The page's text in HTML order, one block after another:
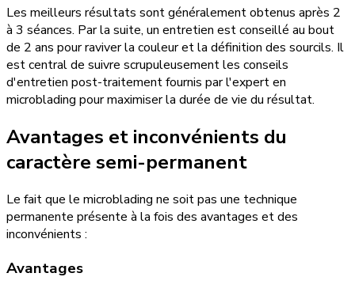
Les meilleurs résultats sont généralement obtenus après 2
à 3 séances. Par la suite, un entretien est conseillé au bout
de 2 ans pour raviver la couleur et la définition des sourcils. Il
est central de suivre scrupuleusement les conseils
d'entretien post-traitement fournis par l'expert en
microblading pour maximiser la durée de vie du résultat.
Avantages et inconvénients du
caractère semi-permanent
Le fait que le microblading ne soit pas une technique
permanente présente à la fois des avantages et des
inconvénients :
Avantages